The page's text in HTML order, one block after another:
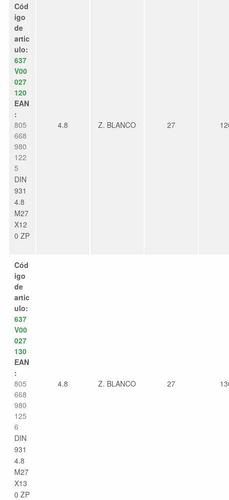
Cód
igo
de
artic
ulo:
637
V00
027
120
EAN
:
805
668
980
122
5
DIN
931
4.8
M27
X12
0 ZP
4.8 Z. BLANCO 27
Cód
igo
de
artic
ulo:
637
V00
027
130
EAN
:
805
668
980
125
6
DIN
931
4.8
M27
X13
0 ZP
4.8 Z. BLANCO 27